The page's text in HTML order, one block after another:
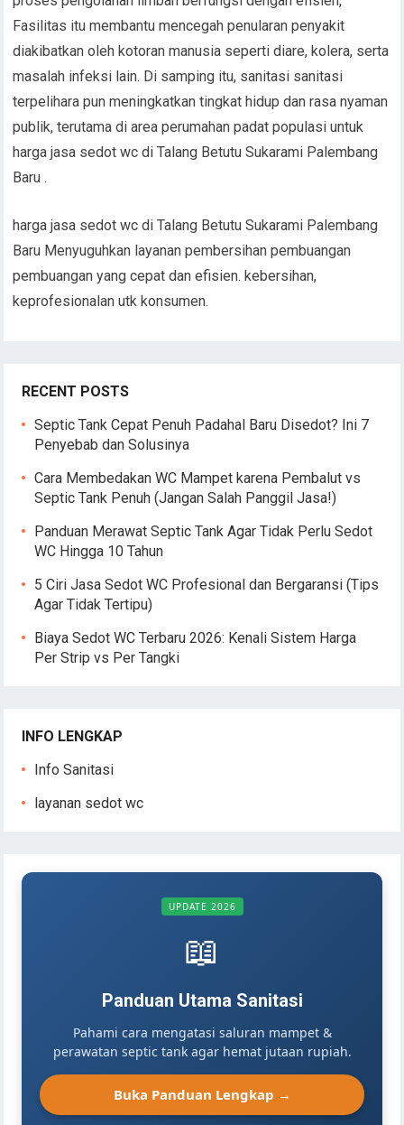
Fasilitas itu membantu mencegah penularan penyakit
diakibatkan oleh kotoran manusia seperti diare, kolera, serta
masalah infeksi lain. Di samping itu, sanitasi sanitasi
terpelihara pun meningkatkan tingkat hidup dan rasa nyaman
publik, terutama di area perumahan padat populasi untuk
harga jasa sedot wc di Talang Betutu Sukarami Palembang
Baru .
harga jasa sedot wc di Talang Betutu Sukarami Palembang
Baru Menyuguhkan layanan pembersihan pembuangan
pembuangan yang cepat dan efisien. kebersihan,
keprofesionalan utk konsumen.
RECENT POSTS
Septic Tank Cepat Penuh Padahal Baru Disedot? Ini 7
Penyebab dan Solusinya
Cara Membedakan WC Mampet karena Pembalut vs
Septic Tank Penuh (Jangan Salah Panggil Jasa!)
Panduan Merawat Septic Tank Agar Tidak Perlu Sedot
WC Hingga 10 Tahun
5 Ciri Jasa Sedot WC Profesional dan Bergaransi (Tips
Agar Tidak Tertipu)
Biaya Sedot WC Terbaru 2026: Kenali Sistem Harga
Per Strip vs Per Tangki
INFO LENGKAP
Info Sanitasi
layanan sedot wc
UPDATE 2026
📖
Panduan Utama Sanitasi
Pahami cara mengatasi saluran mampet &
perawatan septic tank agar hemat jutaan rupiah.
Buka Panduan Lengkap →